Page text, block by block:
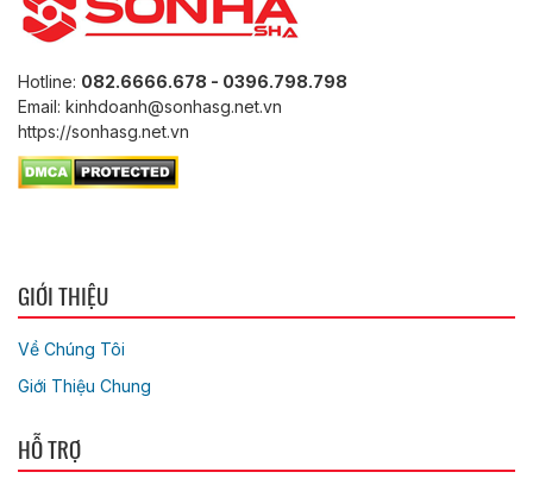
Hotline: 082.6666.678 - 0396.798.798
Email: kinhdoanh@sonhasg.net.vn
https://sonhasg.net.vn
GIỚI THIỆU
Về Chúng Tôi
Giới Thiệu Chung
HỖ TRỢ